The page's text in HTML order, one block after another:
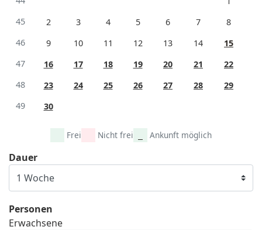
45
2 3 4 5 6 7
8
46
9 10 11 12 13 14
15
47
16 17 18 19 20 21
22
48
23 24 25 26 27 28
29
49
30
Frei Nicht frei Ankunft möglich
Dauer
Personen
Erwachsene